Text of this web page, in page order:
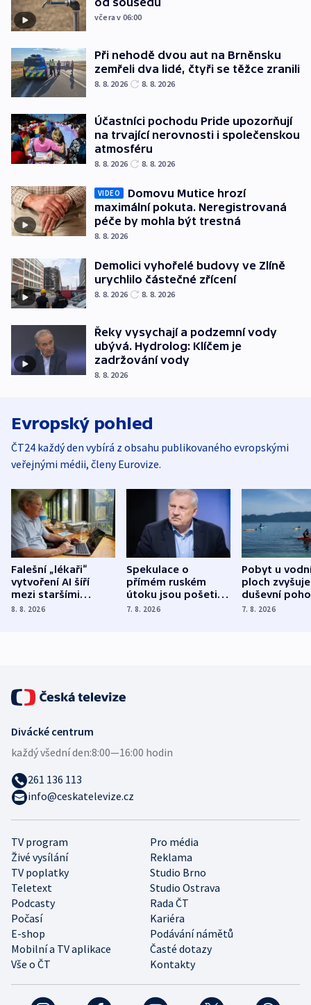
včera v 06:00
Při nehodě dvou aut na Brněnsku
zemřeli dva lidé, čtyři se těžce zranili
8. 8. 2026 8. 8. 2026
Účastníci pochodu Pride upozorňují
na trvající nerovnosti i společenskou
atmosféru
8. 8. 2026 8. 8. 2026
VIDEO
Domovu Mutice hrozí
maximální pokuta. Neregistrovaná
péče by mohla být trestná
8. 8. 2026
Demolici vyhořelé budovy ve Zlíně
urychlilo částečné zřícení
8. 8. 2026 8. 8. 2026
Řeky vysychají a podzemní vody
ubývá. Hydrolog: Klíčem je
zadržování vody
8. 8. 2026
Evropský pohled
ČT24 každý den vybírá z obsahu publikovaného evropskými
veřejnými médii, členy Eurovize.
Falešní „lékaři“
vytvoření AI šíří
mezi staršími
Poláky nebezpečné
8. 8. 2026
Spekulace o
přímém ruském
útoku jsou pošetilé,
míní estonský
7. 8. 2026
Pobyt u
ploch zvyšuje
duševní
ukázala
7. 8. 2026
TV program
Pro média
Živé vysílání
Reklama
TV poplatky
Studio Brno
Teletext
Studio Ostrava
Podcasty
Rada ČT
Počasí
Kariéra
E-shop
Podávání námětů
Mobilní a TV aplikace
Časté dotazy
Vše o ČT
Kontakty
Divácké centrum
každý všední den:8:00—16:00 hodin
261 136 113
info@ceskatelevize.cz